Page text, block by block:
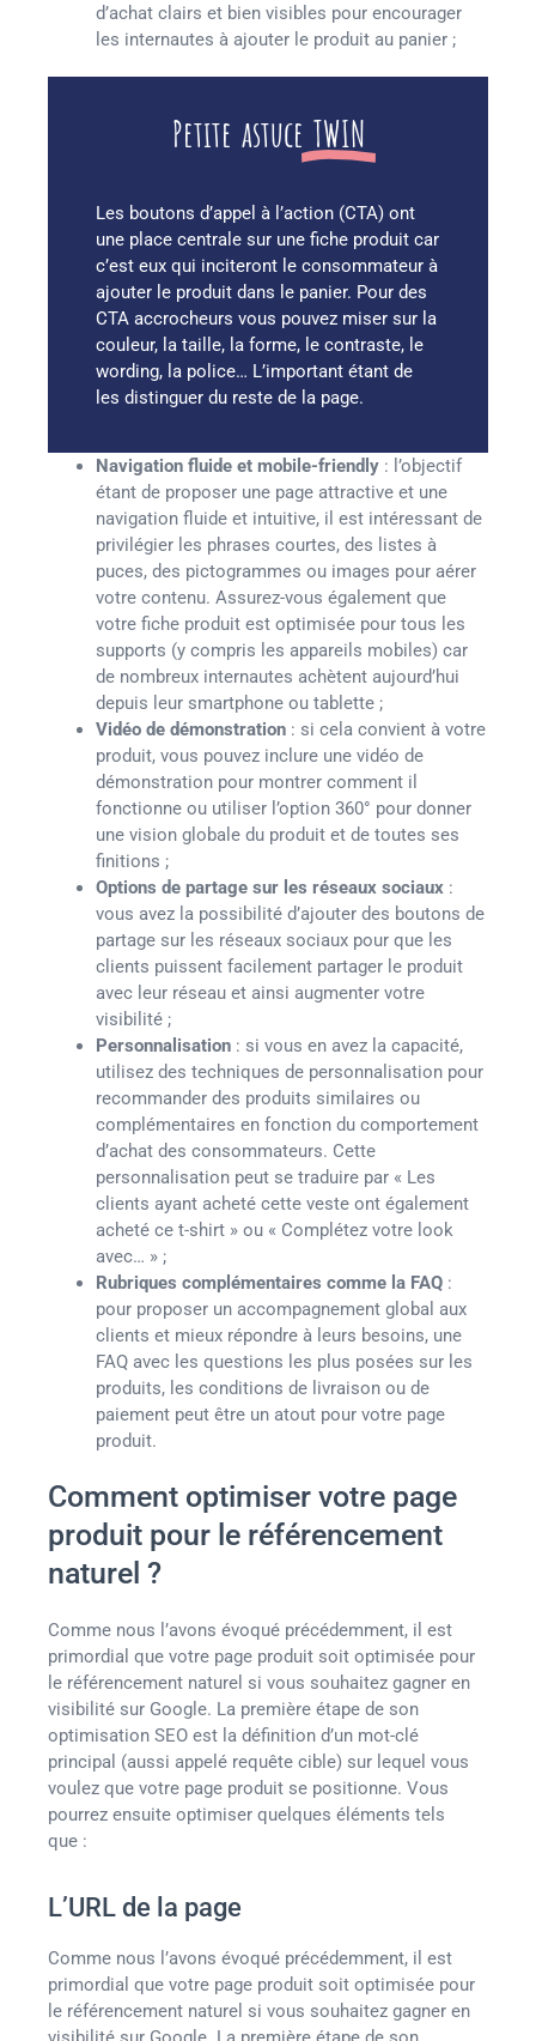
d’achat clairs et bien visibles pour encourager
les internautes à ajouter le produit au panier ;
Petite astuce TWIN
Les boutons d’appel à l’action (CTA) ont
une place centrale sur une fiche produit car
c’est eux qui inciteront le consommateur à
ajouter le produit dans le panier. Pour des
CTA accrocheurs vous pouvez miser sur la
couleur, la taille, la forme, le contraste, le
wording, la police… L’important étant de
les distinguer du reste de la page.
Navigation fluide et mobile-friendly : l’objectif
étant de proposer une page attractive et une
navigation fluide et intuitive, il est intéressant de
privilégier les phrases courtes, des listes à
puces, des pictogrammes ou images pour aérer
votre contenu. Assurez-vous également que
votre fiche produit est optimisée pour tous les
supports (y compris les appareils mobiles) car
de nombreux internautes achètent aujourd’hui
depuis leur smartphone ou tablette ;
Vidéo de démonstration : si cela convient à votre
produit, vous pouvez inclure une vidéo de
démonstration pour montrer comment il
fonctionne ou utiliser l’option 360° pour donner
une vision globale du produit et de toutes ses
finitions ;
Options de partage sur les réseaux sociaux :
vous avez la possibilité d’ajouter des boutons de
partage sur les réseaux sociaux pour que les
clients puissent facilement partager le produit
avec leur réseau et ainsi augmenter votre
visibilité ;
Personnalisation : si vous en avez la capacité,
utilisez des techniques de personnalisation pour
recommander des produits similaires ou
complémentaires en fonction du comportement
d’achat des consommateurs. Cette
personnalisation peut se traduire par « Les
clients ayant acheté cette veste ont également
acheté ce t-shirt » ou « Complétez votre look
avec… » ;
Rubriques complémentaires comme la FAQ :
pour proposer un accompagnement global aux
clients et mieux répondre à leurs besoins, une
FAQ avec les questions les plus posées sur les
produits, les conditions de livraison ou de
paiement peut être un atout pour votre page
produit.
Comment optimiser votre page
produit pour le référencement
naturel ?
Comme nous l’avons évoqué précédemment, il est
primordial que votre page produit soit optimisée pour
le référencement naturel si vous souhaitez gagner en
visibilité sur Google. La première étape de son
optimisation SEO est la définition d’un mot-clé
principal (aussi appelé requête cible) sur lequel vous
voulez que votre page produit se positionne. Vous
pourrez ensuite optimiser quelques éléments tels
que :
L’URL de la page
Comme nous l’avons évoqué précédemment, il est
primordial que votre page produit soit optimisée pour
le référencement naturel si vous souhaitez gagner en